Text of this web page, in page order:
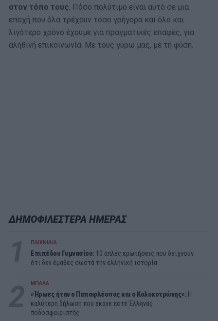
στον τόπο τους. Πόσο πολύτιμο είναι αυτό σε μια
εποχή που όλα τρέχουν τόσο γρήγορα και όλο και
λιγότερο χρόνο έχουμε για πραγματικές επαφές, για
αληθινή επικοινωνία. Με τους γύρω μας, με τη φύση.
ΔΗΜΟΦΙΛΕΣΤΕΡΑ ΗΜΕΡΑΣ
ΠΑΙΧΝΙΔΙΑ
Επιπέδου Γυμνασίου: 10 απλές ερωτήσεις που δείχνουν
ότι δεν έμαθες σωστά την ελληνική ιστορία
ΜΠΑΛΑ
«Ήρωες ήταν ο Παπαφλέσσας και ο Κολοκοτρώνης»: Η
καλύτερη δήλωση που έκανε ποτέ Έλληνας
ποδοσφαιριστής